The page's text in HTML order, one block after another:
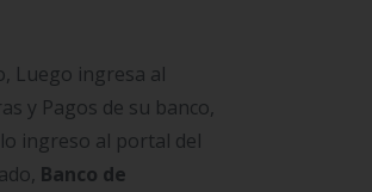
Luego ingresa al
y Pagos de su banco,
ingreso al portal del
Banco de